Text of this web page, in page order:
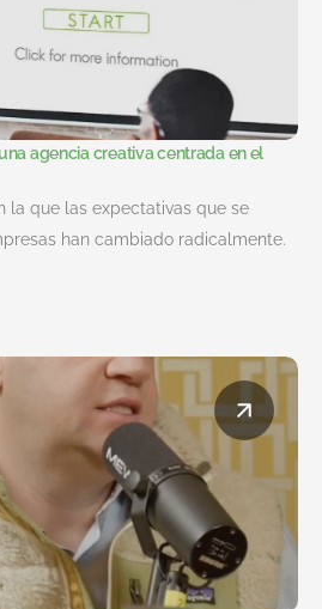
agencia creativa centrada en el
la que las expectativas que se
han cambiado radicalmente.